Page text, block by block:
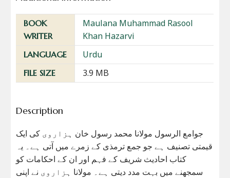
BOOK
WRITER
Maulana Muhammad Rasool
Khan Hazarvi
LANGUAGE Urdu
FILE SIZE 3.9 MB
Description
جوامع الرسول مولانا محمد رسول خان ہزاروی کی ایک
قیمتی تصنیف ہے جو جمع ترمذی کے زمرے میں آتی ہے۔ یہ
کتاب احادیث شریف کے فہم اور ان کے احکامات کو
سمجھنے میں بہت مدد دیتی ہے۔ مولانا ہزاروی نے اپنی